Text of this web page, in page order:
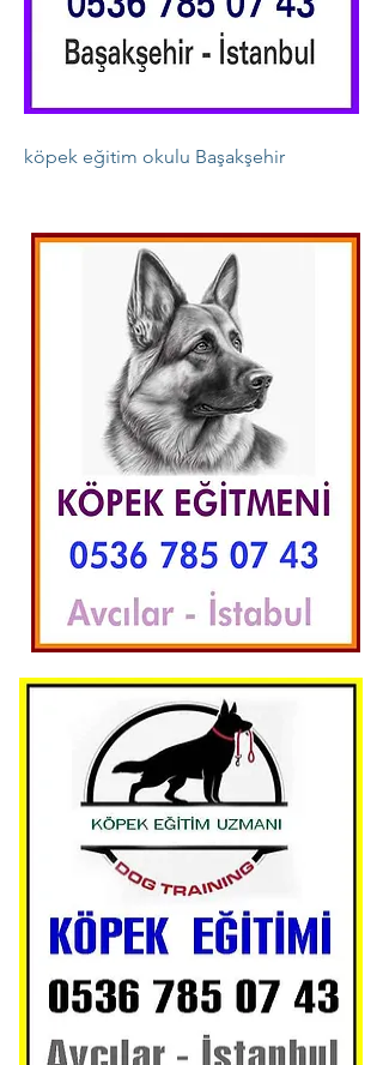
köpek eğitim okulu Başakşehir